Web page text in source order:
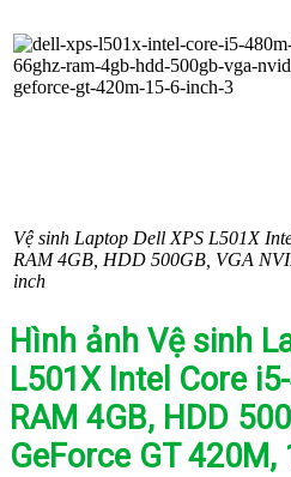
Vệ sinh Laptop Dell XPS L501X
RAM 4GB, HDD 500GB, VGA
inch
Hình ảnh Vệ sinh
L501X Intel Core
RAM 4GB, HDD
GeForce GT 420M,